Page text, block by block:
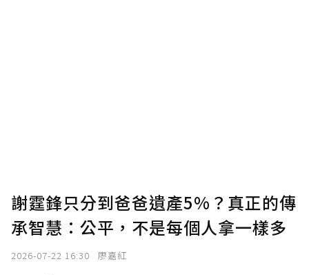
謝霆鋒只分到爸爸遺產5%？真正的傳
承智慧：公平，不是每個人拿一樣多
2026-07-22 16:30 廖嘉紅